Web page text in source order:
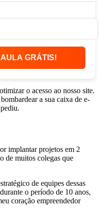
GRÁTIS!
o acesso ao nosso site.
a sua caixa de e-
implantar projetos em 2
de muitos colegas que
de equipes dessas
o período de 10 anos,
coração empreendedor